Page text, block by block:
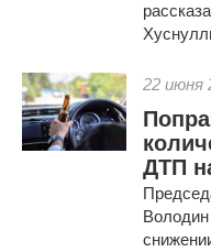
22 июня
ДТП